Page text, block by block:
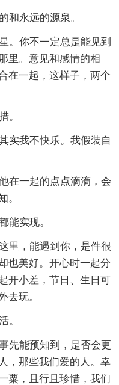
和永远的源泉。
。你不一定总是能见到
里。意见和感情的相
在一起，这样子，两个
。
实我不快乐。我假装自
在一起的点点滴滴，会
。
能实现。
里，能遇到你，是件很
也美好。开心时一起分
开小差，节日、生日可
去玩。
。
先能预知到，是否会更
，那些我们爱的人。幸
粟，且行且珍惜，我们